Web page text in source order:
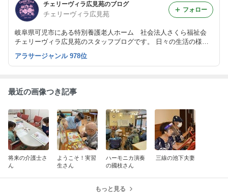
チェリーヴィラ広見苑のブログ
チェリーヴィラ広見苑
岐阜県可児市にある特別養護老人ホーム 社会法人さくら福祉会
チェリーヴィラ広見苑のスタッフブログです。 日々の生活の様
フォロー
アラサージャンル 978位
最近の画像つき記事
将来の介護士さ
ん
ようこそ！実習
生さん
ハーモニカ演奏
の國枝さん
三線の池下夫妻
もっと見る